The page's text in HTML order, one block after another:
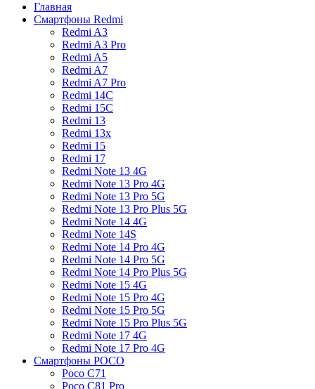
Главная
Смартфоны Redmi
Redmi A3
Redmi A3 Pro
Redmi A5
Redmi A7
Redmi A7 Pro
Redmi 14C
Redmi 15C
Redmi 13
Redmi 13x
Redmi 15
Redmi 17
Redmi Note 13 4G
Redmi Note 13 Pro 4G
Redmi Note 13 Pro 5G
Redmi Note 13 Pro Plus 5G
Redmi Note 14 4G
Redmi Note 14S
Redmi Note 14 Pro 4G
Redmi Note 14 Pro 5G
Redmi Note 14 Pro Plus 5G
Redmi Note 15 4G
Redmi Note 15 Pro 4G
Redmi Note 15 Pro 5G
Redmi Note 15 Pro Plus 5G
Redmi Note 17 4G
Redmi Note 17 Pro 4G
Смартфоны POCO
Poco C71
Poco C81 Pro